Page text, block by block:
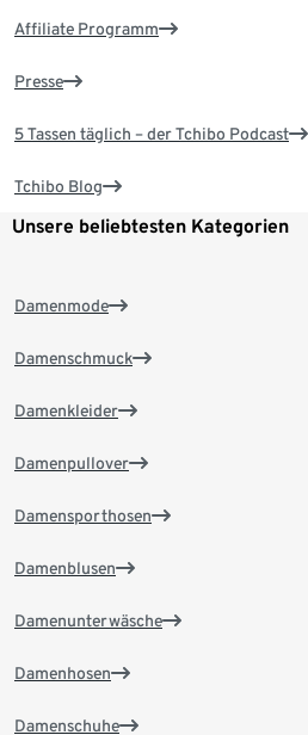
Affiliate Programm
Presse
5 Tassen täglich – der Tchibo Podcast
Tchibo Blog
Unsere beliebtesten Kategorien
Damenmode
Damenschmuck
Damenkleider
Damenpullover
Damensporthosen
Damenblusen
Damenunterwäsche
Damenhosen
Damenschuhe